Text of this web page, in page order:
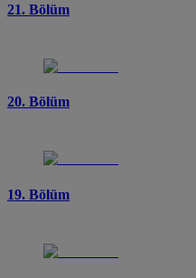
21. Bölüm
20. Bölüm
19. Bölüm